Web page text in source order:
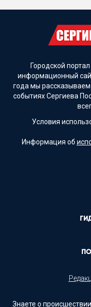
Городской
информационный
года мы
событиях Сергиева
Условия
Информация об
Знаете о